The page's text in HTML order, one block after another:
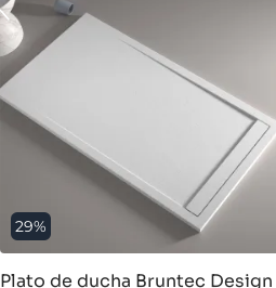
29%
Plato de ducha Bruntec Design